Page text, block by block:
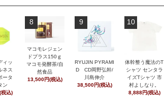
ィッ
ネス
ータ
ン
込)
8
マコモレジェン
ドプラス150ｇ
マコモ発酵茶/自
然食品
13,500円(税込)
9
RYUJIN PYRAMI
D CD岡野弘幹/
川島伸介
38,500円(税込)
10
体幹整う魔法のT
シャツ センタラ
イズTシャツ 市
村よしなり。
8,888円(税込)